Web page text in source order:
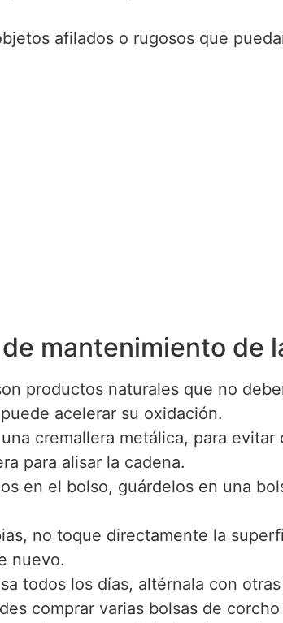
afilados o rugosos que
mantenimiento de
productos naturales que no
acelerar su oxidación.
cremallera metálica, para
para alisar la cadena.
en el bolso, guárdelos en una
no toque directamente la
nuevo.
todos los días, altérnala con
comprar varias bolsas de